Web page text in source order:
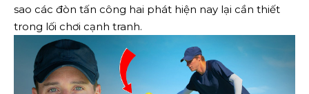
sao các đòn tấn công hai phát hiện nay lại cần thiết
trong lối chơi cạnh tranh.